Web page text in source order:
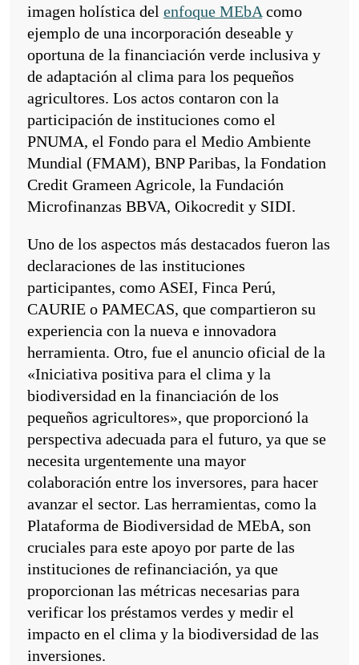
imagen holística del enfoque MEbAcomo
ejemplo de una incorporación deseable y
oportuna de la financiación verde inclusiva y
de adaptación al clima para los pequeños
agricultores. Los actos contaron con la
participación de instituciones como el
PNUMA, el Fondo para el Medio Ambiente
Mundial (FMAM), BNP Paribas, la Fondation
Credit Grameen Agricole, la Fundación
Microfinanzas BBVA, Oikocredit y SIDI.
Uno de los aspectos más destacados fueron las
declaraciones de las instituciones
participantes, como ASEI, Finca Perú,
CAURIE o PAMECAS, que compartieron su
experiencia con la nueva e innovadora
herramienta. Otro, fue el anuncio oficial de la
«Iniciativa positiva para el clima y la
biodiversidad en la financiación de los
pequeños agricultores», que proporcionó la
perspectiva adecuada para el futuro, ya que se
necesita urgentemente una mayor
colaboración entre los inversores, para hacer
avanzar el sector. Las herramientas, como la
Plataforma de Biodiversidad de MEbA, son
cruciales para este apoyo por parte de las
instituciones de refinanciación, ya que
proporcionan las métricas necesarias para
verificar los préstamos verdes y medir el
impacto en el clima y la biodiversidad de las
inversiones.